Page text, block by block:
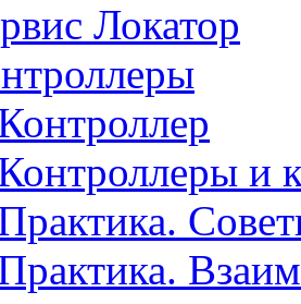
Локатор
и